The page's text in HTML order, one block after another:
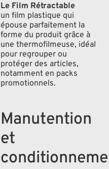
Le Film Rétractable
un film plastique qui
épouse parfaitement la
forme du produit grâce à
une thermofilmeuse, idéal
pour regrouper ou
protéger des articles,
notamment en packs
promotionnels.
Manutention
et